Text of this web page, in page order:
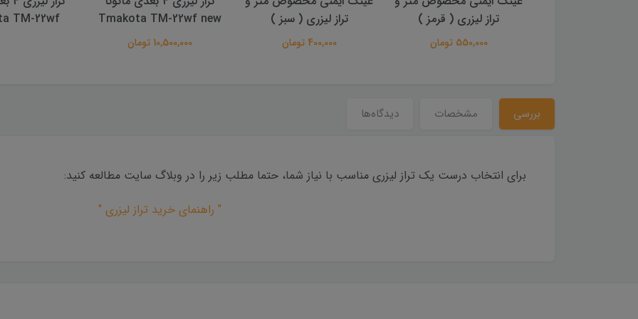
تراز لیزری ( قرمز )
550,000 تومان
تراز لیزری ( سبز )
400,000 تومان
Tmakota TM-22wf new
10,500,000 تومان
TM-22wf
بررسی مشخصات دیدگاه‌ها
برای انتخاب درست یک تراز لیزری مناسب با نیاز شما، حتما مطلب زیر را در وبلاگ سایت مطالعه کنید:
" راهنمای خرید تراز لیزری "